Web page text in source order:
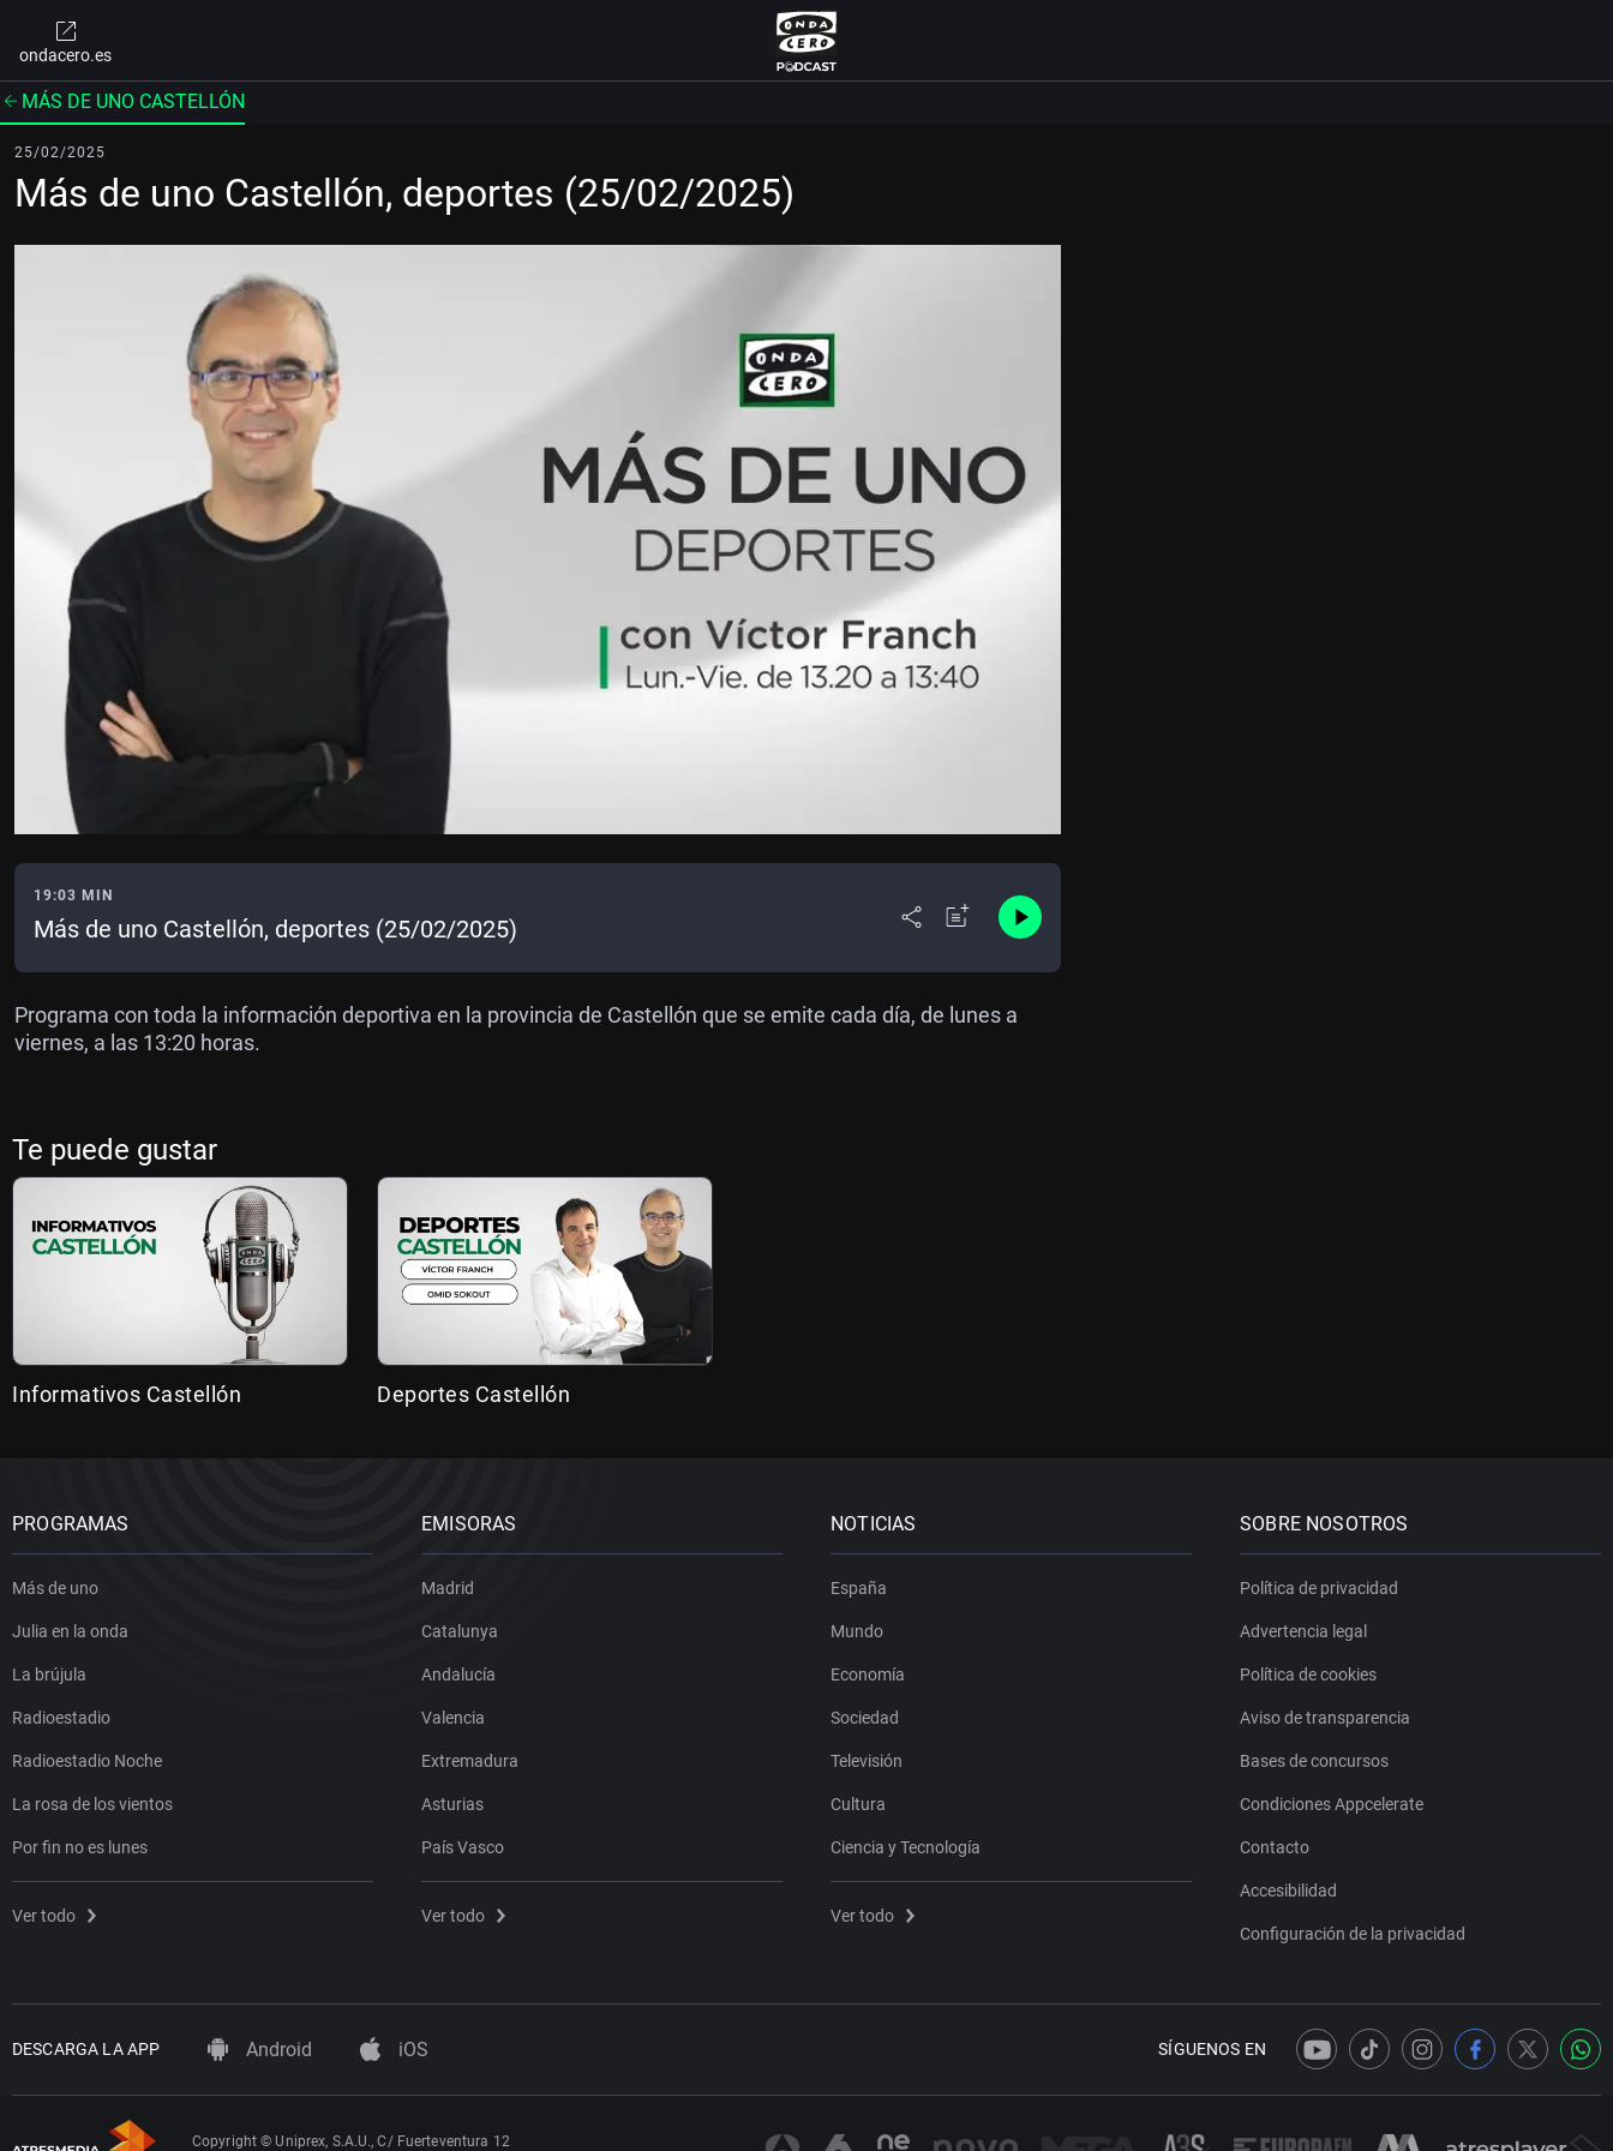
ondacero.es
MÁS DE UNO CASTELLÓN
25/02/2025
Más de uno Castellón, deportes (25/02/2025)
19:03 MIN
Más de uno Castellón, deportes (25/02/2025)
Programa con toda la información deportiva en la provincia de Castellón que se emite cada día, de lunes a
viernes, a las 13:20 horas.
Te puede gustar
Informativos Castellón Deportes Castellón
PROGRAMAS
Más de uno
Julia en la onda
La brújula
Radioestadio
Radioestadio Noche
La rosa de los vientos
Por fin no es lunes
Ver todo
EMISORAS
Madrid
Catalunya
Andalucía
Valencia
Extremadura
Asturias
País Vasco
Ver todo
NOTICIAS
España
Mundo
Economía
Sociedad
Televisión
Cultura
Ciencia y Tecnología
Ver todo
SOBRE NOSOTROS
Política de privacidad
Advertencia legal
Política de cookies
Aviso de transparencia
Bases de concursos
Condiciones Appcelerate
Contacto
Accesibilidad
Configuración de la privacidad
DESCARGA LA APP Android iOS SÍGUENOS EN
Copyright © Uniprex, S.A.U., C/ Fuerteventura 12